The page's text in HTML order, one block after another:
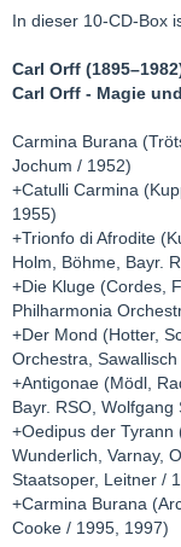
In dieser 10-CD-Box
Carl Orff
Carl Orff - Magie
Carmina Burana
Jochum / 1952)
+Catulli Carmina
1955)
+Trionfo di Afrodite
Holm, Böhme, Bayr.
+Die Kluge (Cordes,
Philharmonia
+Der Mond (Hotter,
Orchestra,
+Antigonae (Mödl,
Bayr. RSO, Wolfgang
+Oedipus der Tyrann
Wunderlich, Varnay,
Staatsoper, Leitner /
+Carmina Burana
Cooke / 1995, 1997)